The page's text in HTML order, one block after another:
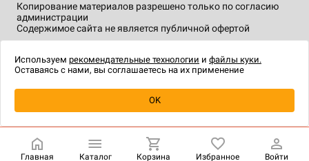
Уведомить о наличии
Копирование материалов разрешено только по согласию
администрации
Содержимое сайта не является публичной офертой
технологии.
Главная Каталог Корзина Избранное Войти
Используем рекомендательные технологии и файлы куки.
Оставаясь с нами, вы соглашаетесь на их применение
OK